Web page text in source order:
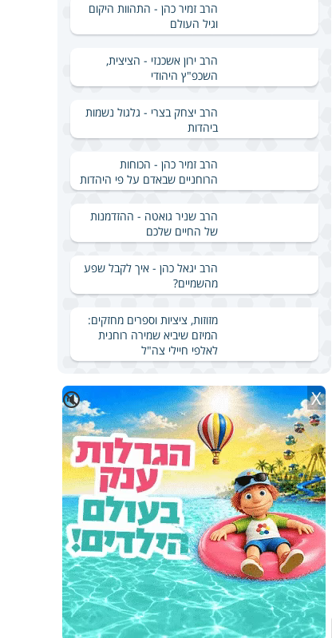
הרב זמיר כהן - התהוות היקום
וגיל העולם
הרב ירון אשכנזי - הציצית,
השכפ"ץ היהודי
הרב יצחק בצרי - גלגול נשמות
ביהדות
הרב זמיר כהן - הכוחות
הרוחניים שבאדם על פי היהדות
הרב שניר גואטה - ההזדמנות
של החיים שלכם
הרב יגאל כהן - איך לקבל שפע
מהשמיים?
מזוזות, ציציות וספרים מחזקים:
המיזם שיביא שמירה רוחנית
לאלפי חיילי צה"ל
🔇 X